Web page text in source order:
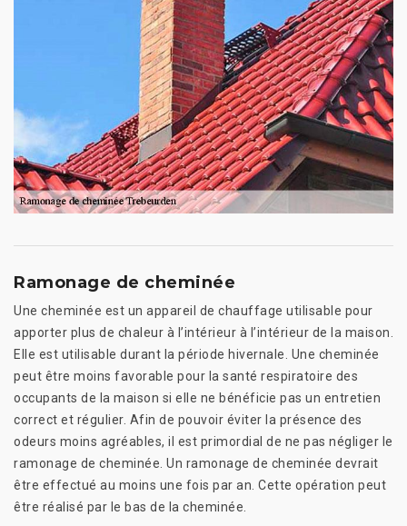
Ramonage de cheminée
Une cheminée est un appareil de chauffage utilisable pour
apporter plus de chaleur à l’intérieur à l’intérieur de la maison.
Elle est utilisable durant la période hivernale. Une cheminée
peut être moins favorable pour la santé respiratoire des
occupants de la maison si elle ne bénéficie pas un entretien
correct et régulier. Afin de pouvoir éviter la présence des
odeurs moins agréables, il est primordial de ne pas négliger le
ramonage de cheminée. Un ramonage de cheminée devrait
être effectué au moins une fois par an. Cette opération peut
être réalisé par le bas de la cheminée.